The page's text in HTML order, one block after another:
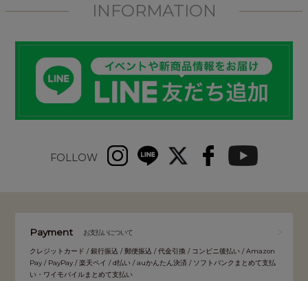
INFORMATION
FOLLOW
Payment お支払いについて
クレジットカード / 銀行振込 / 郵便振込 / 代金引換 / コンビニ後払い / Amazon
Pay / PayPay / 楽天ペイ / d払い / auかんたん決済 / ソフトバンクまとめて支払
い・ワイモバイルまとめて支払い